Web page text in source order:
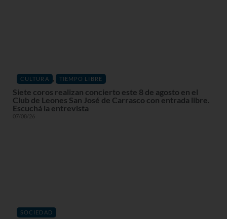
CULTURA , TIEMPO LIBRE
Siete coros realizan concierto este 8 de agosto en el
Club de Leones San José de Carrasco con entrada libre.
Escuchá la entrevista
07/08/26
SOCIEDAD